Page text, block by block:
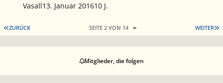
Vasall13. Januar 201610 J.
ERSTE SEITE
ZURÜCK WEITER
SEITE 2 VON 14
Mitglieder, die folgen